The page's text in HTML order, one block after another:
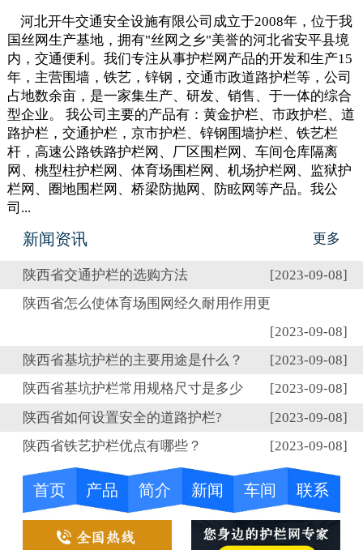
河北开牛交通安全设施有限公司成立于2008年，位于我
国丝网生产基地，拥有"丝网之乡"美誉的河北省安平县境
内，交通便利。我们专注从事护栏网产品的开发和生产15
年，主营围墙，铁艺，锌钢，交通市政道路护栏等，公司
占地数余亩，是一家集生产、研发、销售、于一体的综合
型企业。 我公司主要的产品有：黄金护栏、市政护栏、道
路护栏，交通护栏，京市护栏、锌钢围墙护栏、铁艺栏
杆，高速公路铁路护栏网、厂区围栏网、车间仓库隔离
网、桃型柱护栏网、体育场围栏网、机场护栏网、监狱护
栏网、圈地围栏网、桥梁防抛网、防眩网等产品。我公
司...
新闻资讯 更多
陕西省交通护栏的选购方法
[2023-09-08]
陕西省怎么使体育场围网经久耐用作用更
[2023-09-08]
陕西省基坑护栏的主要用途是什么？
[2023-09-08]
陕西省基坑护栏常用规格尺寸是多少
[2023-09-08]
陕西省如何设置安全的道路护栏?
[2023-09-08]
陕西省铁艺护栏优点有哪些？
[2023-09-08]
首页 产品 简介 新闻 车间 联系